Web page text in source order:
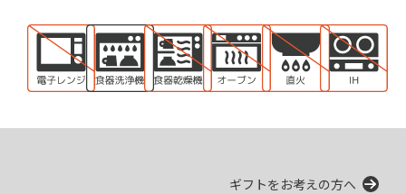
ギフトをお考えの方へ